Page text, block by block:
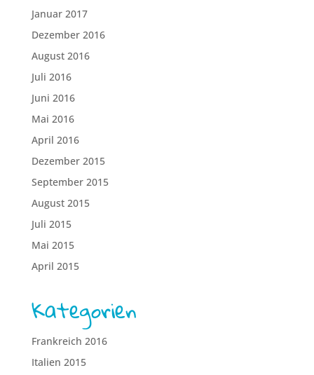
Januar 2017
Dezember 2016
August 2016
Juli 2016
Juni 2016
Mai 2016
April 2016
Dezember 2015
September 2015
August 2015
Juli 2015
Mai 2015
April 2015
Kategorien
Frankreich 2016
Italien 2015